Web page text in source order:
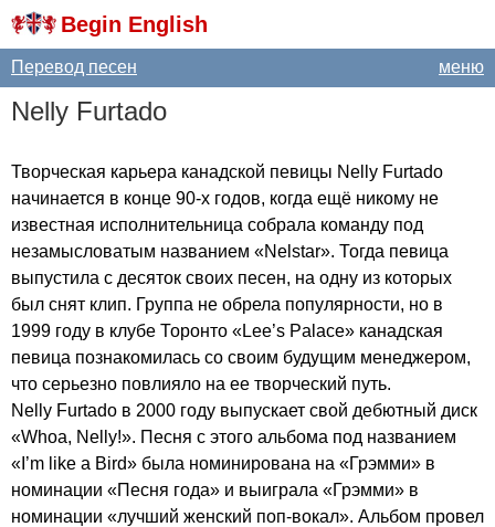
Begin English
меню
Перевод песен
Nelly Furtado
Творческая карьера канадской певицы Nelly Furtado
начинается в конце 90-х годов, когда ещё никому не
известная исполнительница собрала команду под
незамысловатым названием «Nelstar». Тогда певица
выпустила с десяток своих песен, на одну из которых
был снят клип. Группа не обрела популярности, но в
1999 году в клубе Торонто «Lee’s Palace» канадская
певица познакомилась со своим будущим менеджером,
что серьезно повлияло на ее творческий путь.
Nelly Furtado в 2000 году выпускает свой дебютный диск
«Whoa, Nelly!». Песня с этого альбома под названием
« ’m like a Bird» была номинирована на «Грэмми» в
номинации «Песня года» и выиграла «Грэмми» в
номинации «лучший женский поп-вокал». Альбом провел